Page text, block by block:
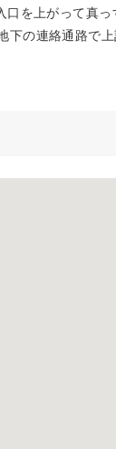
を上がって真
の連絡通路で上